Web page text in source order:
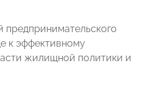
предпринимательского
к эффективному
жилищной политики и